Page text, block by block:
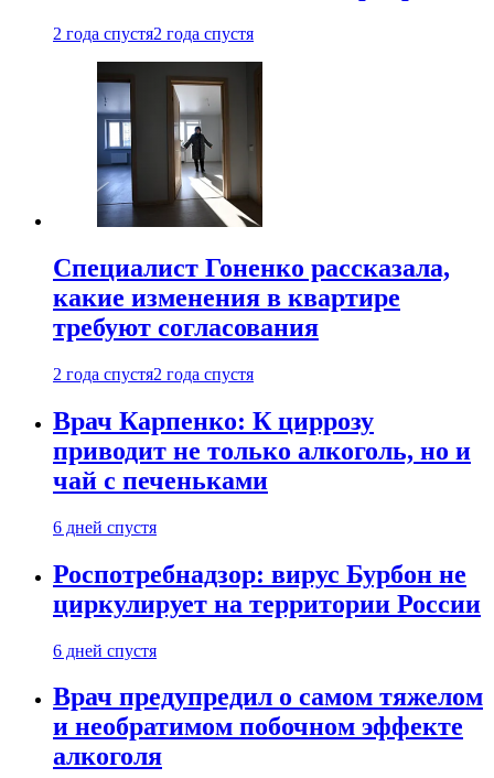
2 года спустя2 года спустя
Специалист Гоненко рассказала,
какие изменения в квартире
требуют согласования
2 года спустя2 года спустя
Врач Карпенко: К циррозу
приводит не только алкоголь, но и
чай с печеньками
6 дней спустя
Роспотребнадзор: вирус Бурбон не
циркулирует на территории России
6 дней спустя
Врач предупредил о самом тяжелом
и необратимом побочном эффекте
алкоголя